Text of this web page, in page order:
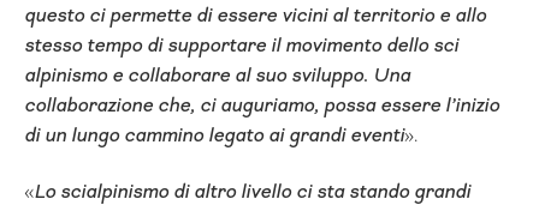
questo ci permette di essere vicini al territorio e allo
stesso tempo di supportare il movimento dello sci
alpinismo e collaborare al suo sviluppo. Una
collaborazione che, ci auguriamo, possa essere l’inizio
di un lungo cammino legato ai grandi eventi».
«Lo scialpinismo di altro livello ci sta stando grandi